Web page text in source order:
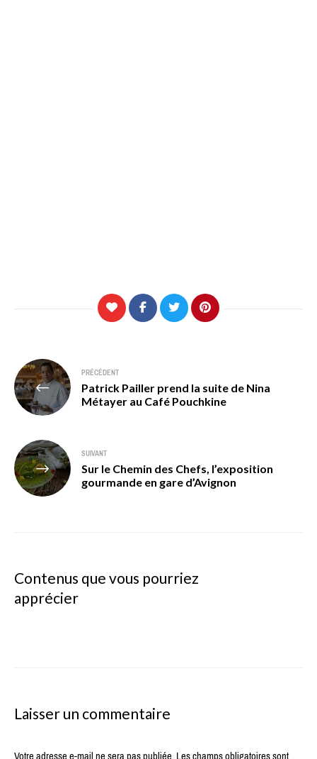
Navigation
de
l’article
PRÉCÉDENT
Patrick Pailler prend la suite de Nina
Métayer au Café Pouchkine
SUIVANT
Sur le Chemin des Chefs, l’exposition
gourmande en gare d’Avignon
Contenus que vous pourriez
apprécier
Laisser un commentaire